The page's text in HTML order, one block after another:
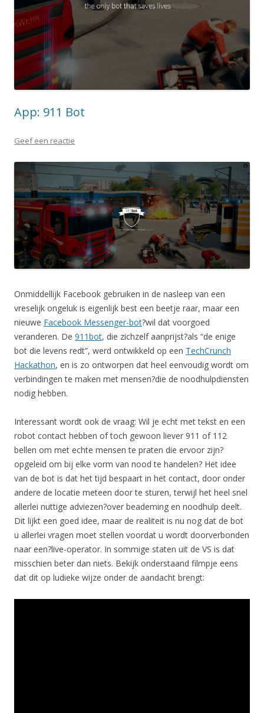
App: 911 Bot
Geef een reactie
Onmiddellijk Facebook gebruiken in de nasleep van een
vreselijk ongeluk is eigenlijk best een beetje raar, maar een
nieuwe Facebook Messenger-bot?wil dat voorgoed
veranderen. De 911bot, die zichzelf aanprijst?als “de enige
bot die levens redt”, werd ontwikkeld op een TechCrunch
Hackathon, en is zo ontworpen dat heel eenvoudig wordt om
verbindingen te maken met mensen?die de noodhulpdiensten
nodig hebben.
Interessant wordt ook de vraag: Wil je echt met tekst en een
robot contact hebben of toch gewoon liever 911 of 112
bellen om met echte mensen te praten die ervoor zijn?
opgeleid om bij elke vorm van nood te handelen? Het idee
van de bot is dat het tijd bespaart in het contact, door onder
andere de locatie meteen door te sturen, terwijl het heel snel
allerlei nuttige adviezen?over beademing en noodhulp deelt.
Dit lijkt een goed idee, maar de realiteit is nu nog dat de bot
u allerlei vragen moet stellen voordat u wordt doorverbonden
naar een?live-operator. In sommige staten uit de VS is dat
misschien beter dan niets. Bekijk onderstaand filmpje eens
dat dit op ludieke wijze onder de aandacht brengt: